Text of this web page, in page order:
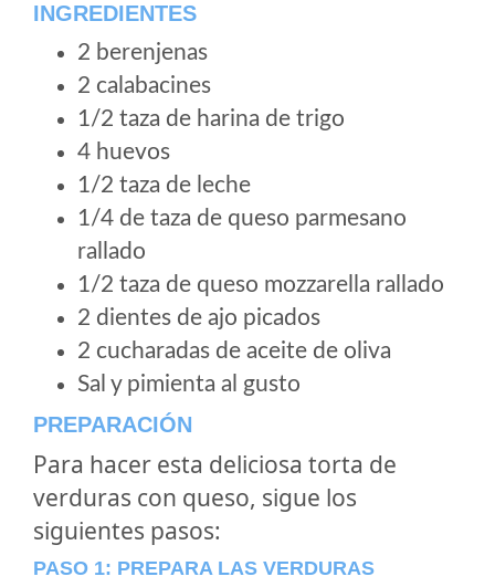
INGREDIENTES
2 berenjenas
2 calabacines
1/2 taza de harina de trigo
4 huevos
1/2 taza de leche
1/4 de taza de queso parmesano
rallado
1/2 taza de queso mozzarella rallado
2 dientes de ajo picados
2 cucharadas de aceite de oliva
Sal y pimienta al gusto
PREPARACIÓN
Para hacer esta deliciosa torta de
verduras con queso, sigue los
siguientes pasos:
PASO 1: PREPARA LAS VERDURAS